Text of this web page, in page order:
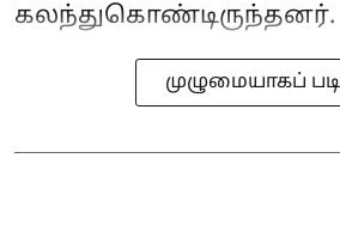
கலந்துகொண்டிருந்தனர்.
முழுமையாகப்